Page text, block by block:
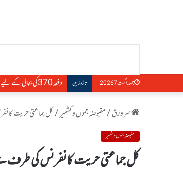
جمعہ, اگست 7 2026 تازہ ترین دفعہ370کی بحالی کے لیے جدوجہد ہمارا حق ہے، التجا مفتی
سرورق/مقبوضہ جموں و کشمیر/کل جماعتی حریت
مقبوضہ جموں و کشمیر
کل جماعتی حریت کانفرنس کی طرف